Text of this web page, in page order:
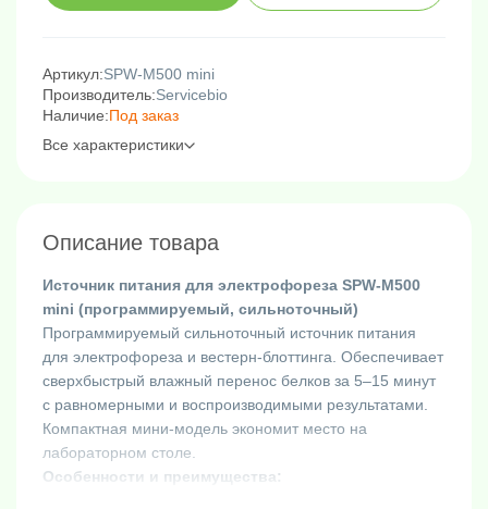
Артикул:SPW-M500 mini
Производитель:Servicebio
Наличие:Под заказ
Все характеристики
Описание товара
Источник питания для электрофореза SPW-M500
mini (программируемый, сильноточный)
Программируемый сильноточный источник питания
для электрофореза и вестерн-блоттинга. Обеспечивает
сверхбыстрый влажный перенос белков за 5–15 минут
с равномерными и воспроизводимыми результатами.
Компактная мини-модель экономит место на
лабораторном столе.
Особенности и преимущества: